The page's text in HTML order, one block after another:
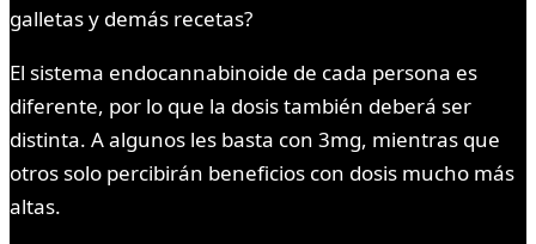
galletas y demás recetas?
El sistema endocannabinoide de cada persona es
diferente, por lo que la dosis también deberá ser
distinta. A algunos les basta con 3mg, mientras que
otros solo percibirán beneficios con dosis mucho más
altas.